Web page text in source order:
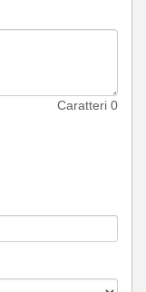
Caratteri 0